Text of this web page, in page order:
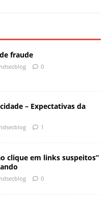
fraude
0
– Expectativas da
1
clique em links suspeitos”
0